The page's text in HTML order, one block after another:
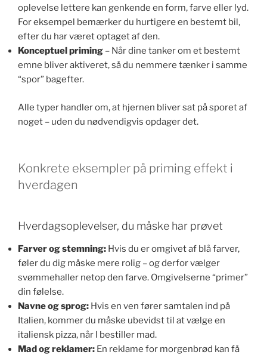
oplevelse lettere kan genkende en form, farve eller lyd.
For eksempel bemærker du hurtigere en bestemt bil,
efter du har været optaget af den.
Konceptuel priming – Når dine tanker om et bestemt
emne bliver aktiveret, så du nemmere tænker i samme
“spor” bagefter.
Alle typer handler om, at hjernen bliver sat på sporet af
noget – uden du nødvendigvis opdager det.
Konkrete eksempler på priming effekt i
hverdagen
Hverdagsoplevelser, du måske har prøvet
Farver og stemning: Hvis du er omgivet af blå farver,
føler du dig måske mere rolig – og derfor vælger
svømmehaller netop den farve. Omgivelserne “primer”
din følelse.
Navne og sprog: Hvis en ven fører samtalen ind på
Italien, kommer du måske ubevidst til at vælge en
italiensk pizza, når I bestiller mad.
Mad og reklamer: En reklame for morgenbrød kan få